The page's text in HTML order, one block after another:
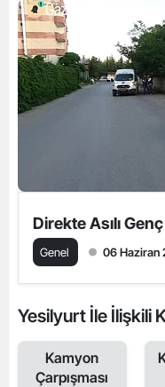
Direkte Asılı
Genel 06 Haziran
Yesilyurt İle İlişkili
Kamyon
Çarpışması